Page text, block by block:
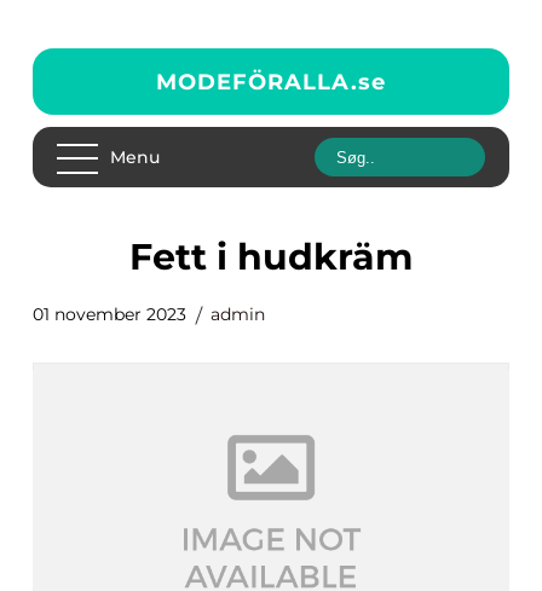
MODEFÖRALLA.se
Menu
fett i hudkräm
01 november 2023 admin